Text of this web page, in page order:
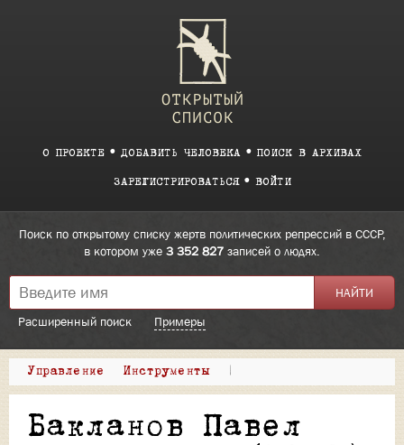
О ПРОЕКТЕ ДОБАВИТЬ ЧЕЛОВЕКА ПОИСК В АРХИВАХ
ЗАРЕГИСТРИРОВАТЬСЯ ВОЙТИ
Поиск по открытому списку жертв политических репрессий в СССР,
в котором уже 3 352 827 записей о людях.
Расширенный поиск Примеры
Управление Инструменты |
Бакланов Павел